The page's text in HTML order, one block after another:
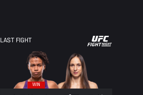
LAST FIGHT
UFC
WIN